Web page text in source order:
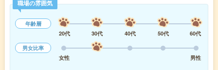
職場の雰囲気
年齢層
20代
30代 40代 50代
60代
男女比率
女性
男性